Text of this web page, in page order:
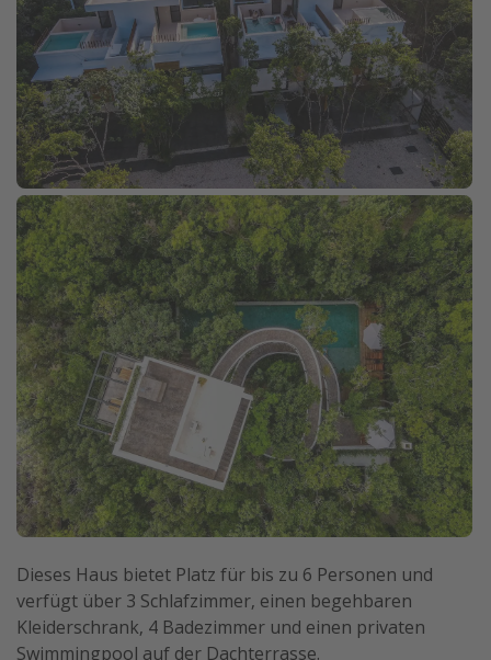
Dieses Haus bietet Platz für bis zu 6 Personen und
verfügt über 3 Schlafzimmer, einen begehbaren
Kleiderschrank, 4 Badezimmer und einen privaten
Swimmingpool auf der Dachterrasse.